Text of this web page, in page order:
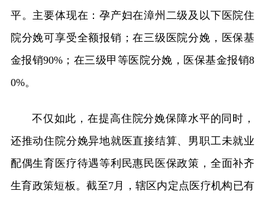
平。主要体现在：孕产妇在漳州二级及以下医院住
院分娩可享受全额报销；在三级医院分娩，医保基
金报销90%；在三级甲等医院分娩，医保基金报销8
0%。
不仅如此，在提高住院分娩保障水平的同时，
还推动住院分娩异地就医直接结算、男职工未就业
配偶生育医疗待遇等利民惠民医保政策，全面补齐
生育政策短板。截至7月，辖区内定点医疗机构已有